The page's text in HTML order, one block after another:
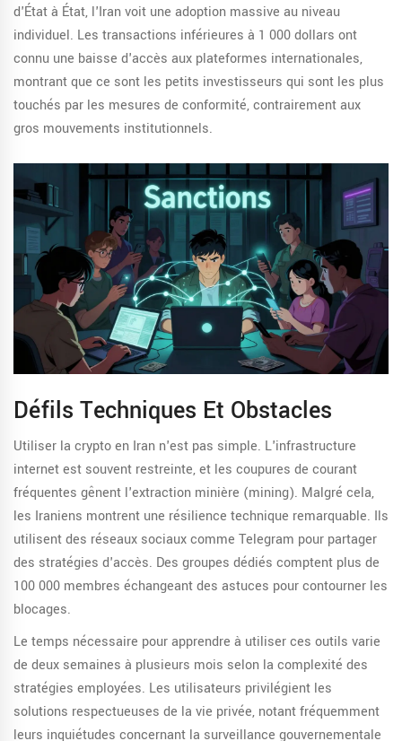
d'État à État, l'Iran voit une adoption massive au niveau
individuel. Les transactions inférieures à 1 000 dollars ont
connu une baisse d'accès aux plateformes internationales,
montrant que ce sont les petits investisseurs qui sont les plus
touchés par les mesures de conformité, contrairement aux
gros mouvements institutionnels.
Défils Techniques Et Obstacles
Utiliser la crypto en Iran n'est pas simple. L'infrastructure
internet est souvent restreinte, et les coupures de courant
fréquentes gênent l'extraction minière (mining). Malgré cela,
les Iraniens montrent une résilience technique remarquable. Ils
utilisent des réseaux sociaux comme Telegram pour partager
des stratégies d'accès. Des groupes dédiés comptent plus de
100 000 membres échangeant des astuces pour contourner les
blocages.
Le temps nécessaire pour apprendre à utiliser ces outils varie
de deux semaines à plusieurs mois selon la complexité des
stratégies employées. Les utilisateurs privilégient les
solutions respectueuses de la vie privée, notant fréquemment
leurs inquiétudes concernant la surveillance gouvernementale